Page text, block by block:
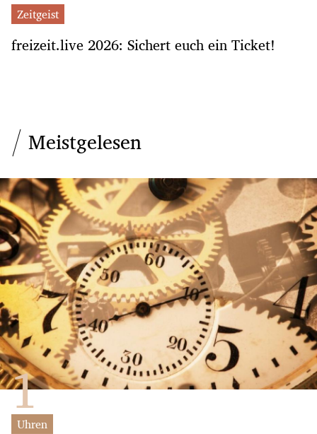
Zeitgeist
freizeit.live 2026: Sichert euch ein Ticket!
Meistgelesen
Uhren